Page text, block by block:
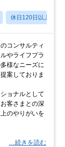
休日120日以上
コンサルティ
やライフプラ
様なニーズに
案しておりま
ョナルとして
客さまとの深
のやりがいを
…続きを読む